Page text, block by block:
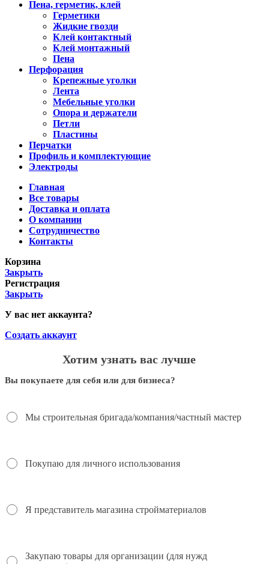
Пена, герметик, клей
Герметики
Жидкие гвозди
Клей контактный
Клей монтажный
Пена
Перфорация
Крепежные уголки
Лента
Мебельные уголки
Опора и держатели
Петли
Пластины
Перчатки
Профиль и комплектующие
Электроды
Главная
Все товары
Доставка и оплата
О компании
Сотрудничество
Контакты
Корзина
Закрыть
Регистрация
Закрыть
У вас нет аккаунта?
Создать аккаунт
Хотим узнать вас лучше
Вы покупаете для себя или для бизнеса?
Мы строительная бригада/компания/частный мастер
Покупаю для личного использования
Я представитель магазина стройматериалов
Закупаю товары для организации (для нужд